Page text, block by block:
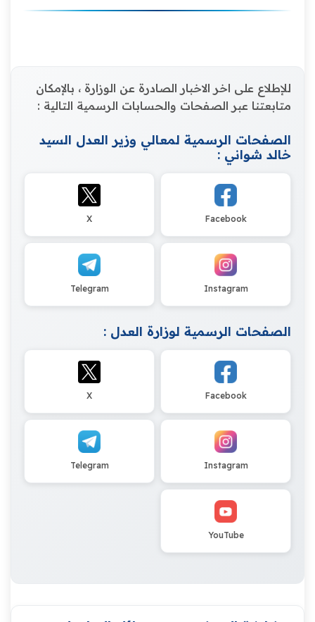
للإطلاع على اخر الاخبار الصادرة عن الوزارة ، بالإمكان
متابعتنا عبر الصفحات والحسابات الرسمية التالية :
الصفحات الرسمية لمعالي وزير العدل السيد
خالد شواني :
Facebook
X
Instagram
Telegram
الصفحات الرسمية لوزارة العدل :
Facebook
X
Instagram
Telegram
YouTube